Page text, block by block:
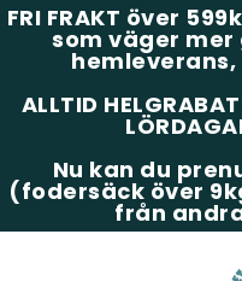
FRI FRAKT över
som väger
ALLTID
Nu kan du
(fodersäck över
från